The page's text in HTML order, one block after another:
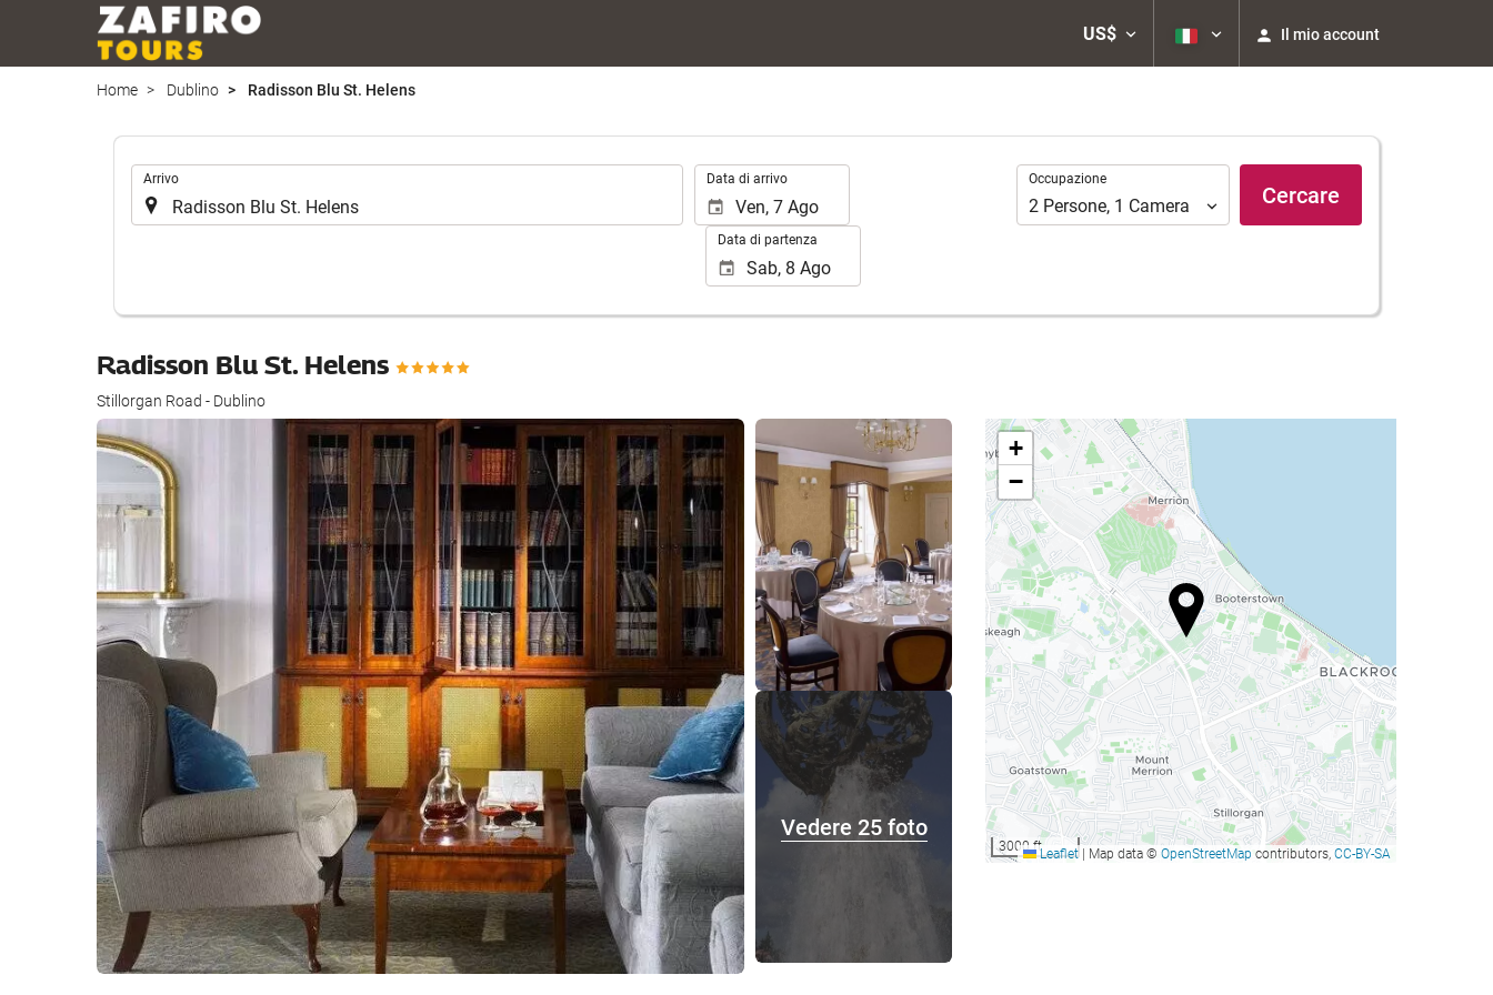
US$ Il mio account
Home Dublino Radisson Blu St. Helens
Arrivo Data di arrivo
Data di partenza
Occupazione
Occupazione
2 Persone, 1 Camera Cercare
Radisson Blu St. Helens
Stillorgan Road - Dublino
Vedere 25 foto
Vedere 25 foto
+
−
3000 ftLeaflet Map data © OpenStreetMap contributors, CC-BY-SA